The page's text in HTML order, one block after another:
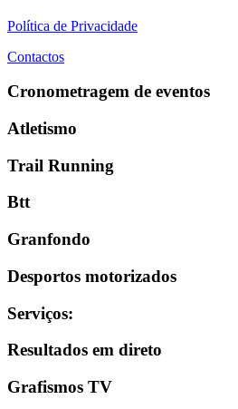
Política de Privacidade
Contactos
Cronometragem de eventos
Atletismo
Trail Running
Btt
Granfondo
Desportos motorizados
Serviços:
Resultados em direto
Grafismos TV